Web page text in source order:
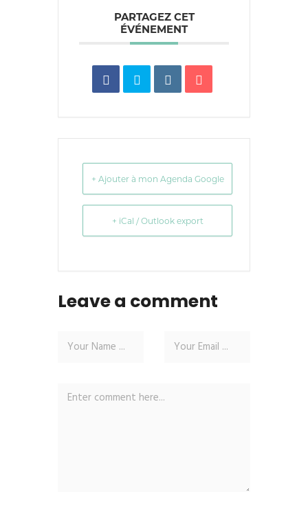
PARTAGEZ CET
ÉVÉNEMENT
+ Ajouter à mon Agenda Google
+ iCal / Outlook export
Leave a comment